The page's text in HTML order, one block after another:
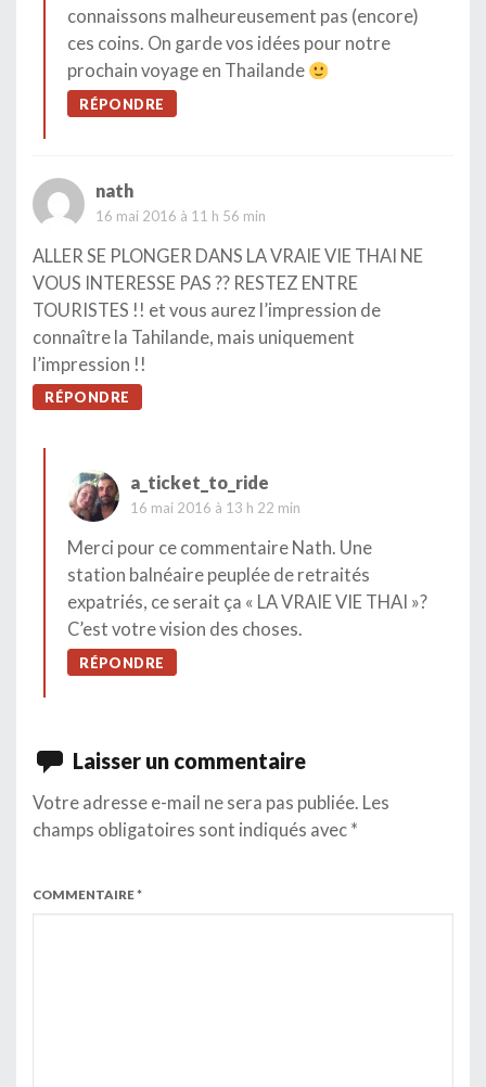
connaissons malheureusement pas (encore)
ces coins. On garde vos idées pour notre
prochain voyage en Thailande
RÉPONDRE
nath
16 mai 2016 à 11 h 56 min
ALLER SE PLONGER DANS LA VRAIE VIE THAI NE
VOUS INTERESSE PAS ?? RESTEZ ENTRE
TOURISTES !! et vous aurez l’impression de
connaître la Tahilande, mais uniquement
l’impression !!
RÉPONDRE
a_ticket_to_ride
16 mai 2016 à 13 h 22 min
Merci pour ce commentaire Nath. Une
station balnéaire peuplée de retraités
expatriés, ce serait ça « LA VRAIE VIE THAI »?
C’est votre vision des choses.
RÉPONDRE
Laisser un commentaire
Votre adresse e-mail ne sera pas publiée. Les
champs obligatoires sont indiqués avec *
COMMENTAIRE*